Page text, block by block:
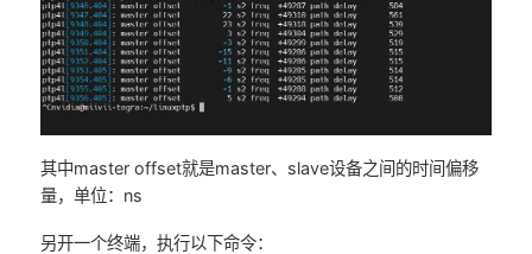
其中master offset就是master、slave设备之间的时间偏移
量，单位：ns
另开一个终端，执行以下命令：